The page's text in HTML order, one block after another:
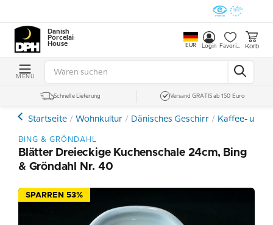
Danish
Porcelain
House
EUR Login Favoriten Korb
MENÜ
Schnelle Lieferung Versand GRATIS ab 150 Euro
Startseite Wohnkultur Dänisches Geschirr Kaffee- und
BING & GRÖNDAHL
Blätter Dreieckige Kuchenschale 24cm, Bing
& Gröndahl Nr. 40
SPARREN 53%